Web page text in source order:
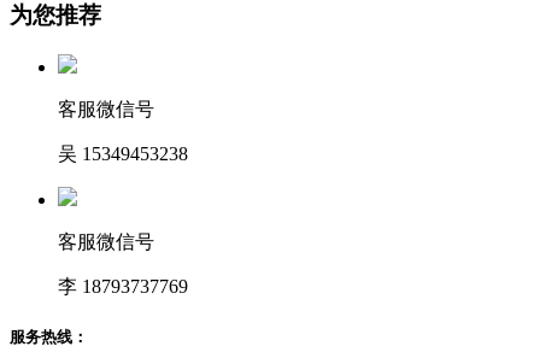
为您推荐
客服微信号
吴 15349453238
客服微信号
李 18793737769
服务热线：